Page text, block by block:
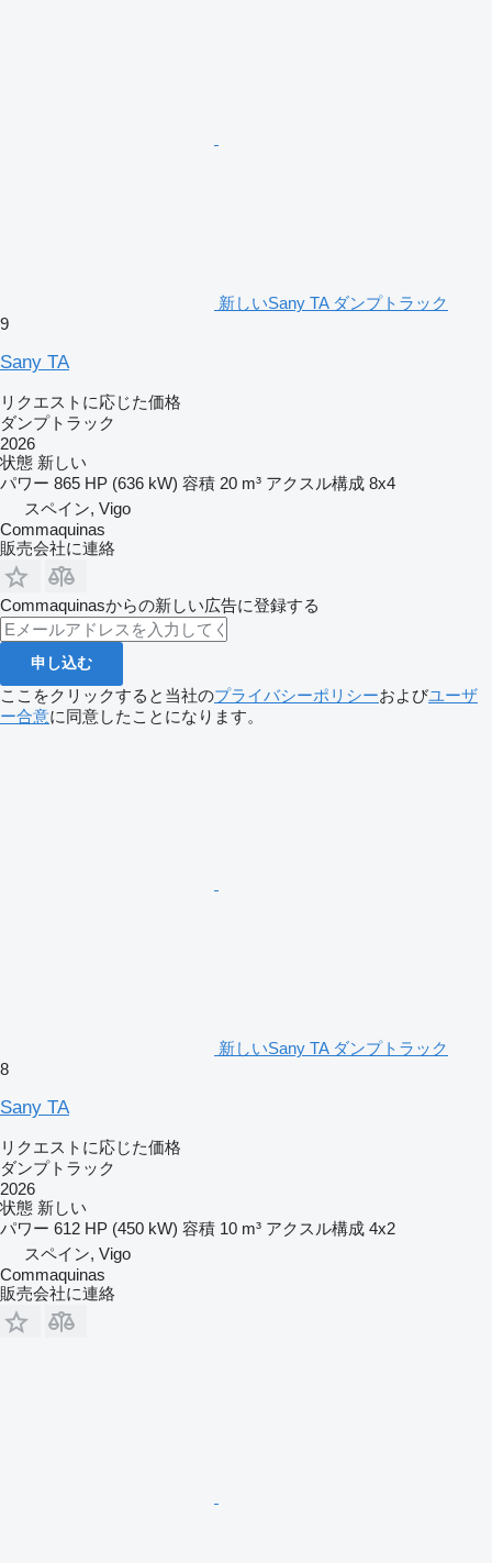
新しいSany TA ダンプトラック
9
Sany TA
リクエストに応じた価格
ダンプトラック
2026
状態 新しい
パワー 865 HP (636 kW) 容積 20 m³ アクスル構成 8x4
スペイン, Vigo
Commaquinas
販売会社に連絡
Commaquinasからの新しい広告に登録する
申し込む
ここをクリックすると当社のプライバシーポリシーおよびユーザ
ー合意に同意したことになります。
新しいSany TA ダンプトラック
8
Sany TA
リクエストに応じた価格
ダンプトラック
2026
状態 新しい
パワー 612 HP (450 kW) 容積 10 m³ アクスル構成 4x2
スペイン, Vigo
Commaquinas
販売会社に連絡